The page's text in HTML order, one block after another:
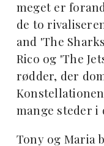
meget er
de to
and 'The
Rico og 'The
rødder, der
mange steder i
Tony og Maria